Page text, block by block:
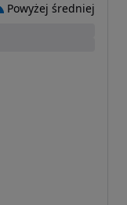
Powyżej średniej